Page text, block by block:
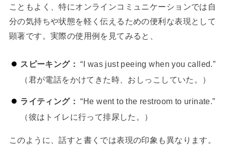
こともよく、特にオンラインコミュニケーションでは自
分の気持ちや状態を軽く伝えるための便利な表現として
顕著です。実際の使用例を見てみると、
スピーキング： “I was just peeing when you called.”
（君が電話をかけてきた時、おしっこしていた。）
ライティング： “He went to the restroom to urinate.”
（彼はトイレに行って排尿した。）
このように、話すと書くでは表現の印象も異なります。